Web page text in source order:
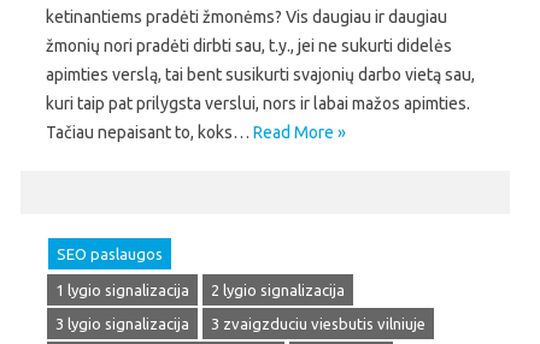
ketinantiems pradėti žmonėms? Vis daugiau ir daugiau
žmonių nori pradėti dirbti sau, t.y., jei ne sukurti didelės
apimties verslą, tai bent susikurti svajonių darbo vietą sau,
kuri taip pat prilygsta verslui, nors ir labai mažos apimties.
Tačiau nepaisant to, koks… Read More »
SEO paslaugos
1 lygio signalizacija
2 lygio signalizacija
3 lygio signalizacija
3 zvaigzduciu viesbutis vilniuje